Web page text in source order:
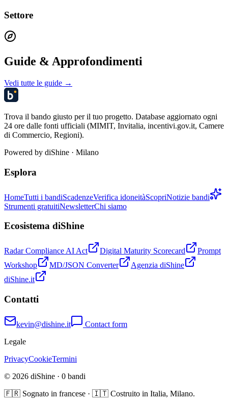
Settore
Guide & Approfondimenti
Vedi tutte le guide →
Trova il bando giusto per il tuo progetto. Database aggiornato ogni
24 ore dalle fonti ufficiali (MIMIT, Invitalia, incentivi.gov.it, Camere
di Commercio, Regioni).
Powered by diShine · Milano
Esplora
HomeTutti i bandiScadenzeVerifica idoneitàScopriNotizie bandi
Strumenti gratuitiNewsletterChi siamo
Ecosistema diShine
Radar Compliance AI Act Digital Maturity Scorecard
Prompt
Workshop
MD/JSON Converter
Agenzia diShine
diShine.it
Contatti
kevin@dishine.it
Contact form
Legale
PrivacyCookieTermini
© 2026 diShine · 0 bandi
🇫🇷 Sognato in francese · 🇮🇹 Costruito in Italia, Milano.